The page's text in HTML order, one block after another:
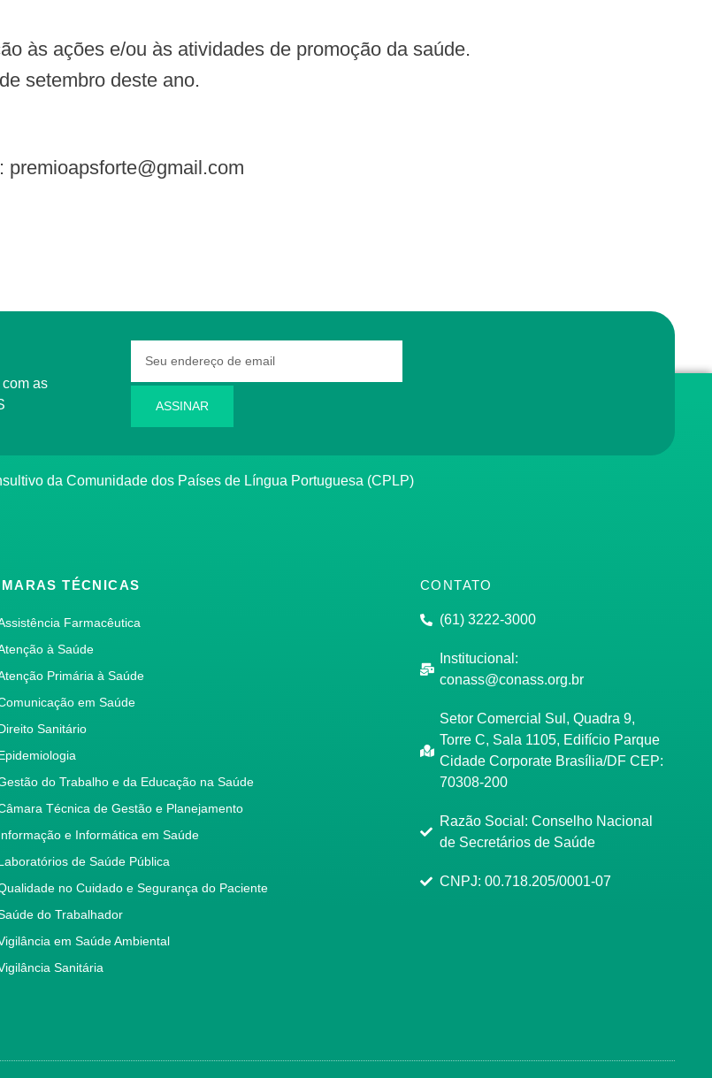
às ações e/ou às atividades de promoção da saúde.
setembro deste ano.
premioapsforte@gmail.com
ASSINAR
da Comunidade dos Países de Língua Portuguesa (CPLP)
TÉCNICAS
Farmacêutica
à Saúde
Primária à Saúde
em Saúde
Sanitário
do Trabalho e da Educação na Saúde
Técnica de Gestão e Planejamento
e Informática em Saúde
de Saúde Pública
no Cuidado e Segurança do Paciente
do Trabalhador
em Saúde Ambiental
Sanitária
CONTATO
(61) 3222-3000
Institucional:
conass@conass.org.br
Setor Comercial Sul, Quadra 9,
Torre C, Sala 1105, Edifício Parque
Cidade Corporate Brasília/DF CEP:
70308-200
Razão Social: Conselho Nacional
de Secretários de Saúde
CNPJ: 00.718.205/0001-07